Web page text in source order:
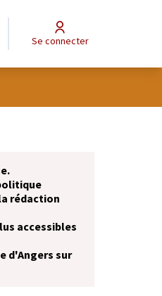
Se connecter
rédaction
accessibles
d'Angers sur